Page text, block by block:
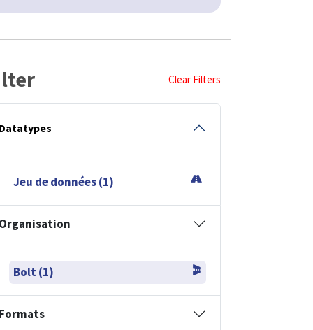
Clear Filters
Datatypes
Jeu de données (1)
Organisation
Bolt (1)
Formats